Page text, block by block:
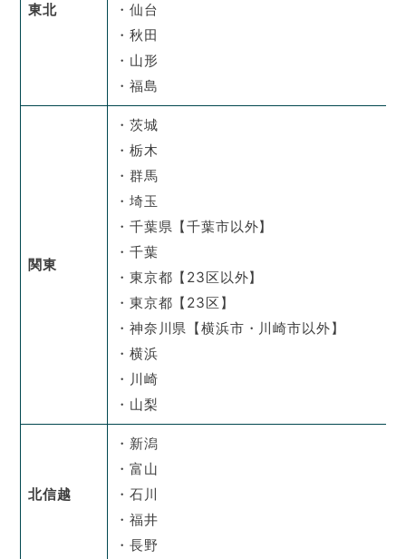
東北
・仙台
・秋田
・山形
・福島
関東
・茨城
・栃木
・群馬
・埼玉
・千葉県【千葉市以外】
・千葉
・東京都【23区以外】
・東京都【23区】
・神奈川県【横浜市・川崎市以外】
・横浜
・川崎
・山梨
北信越
・新潟
・富山
・石川
・福井
・長野